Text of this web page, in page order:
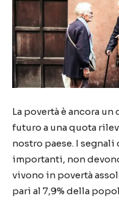
La povertà è ancora
futuro a una quota
nostro paese. I
importanti, non
vivono in povertà
pari al 7,9% della